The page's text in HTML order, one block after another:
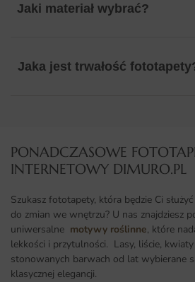
Jaki materiał wybrać?
Jaka jest trwałość
PONADCZASOWE
INTERNETOWY DIMURO.PL​
Szukasz fototapety, która będzie Ci
do zmian we wnętrzu? U nas znajdziesz
uniwersalne motywy roślinne, które
lekkości i przytulności. Lasy, liście,
stonowanych barwach od lat wybierane
klasycznej elegancji.